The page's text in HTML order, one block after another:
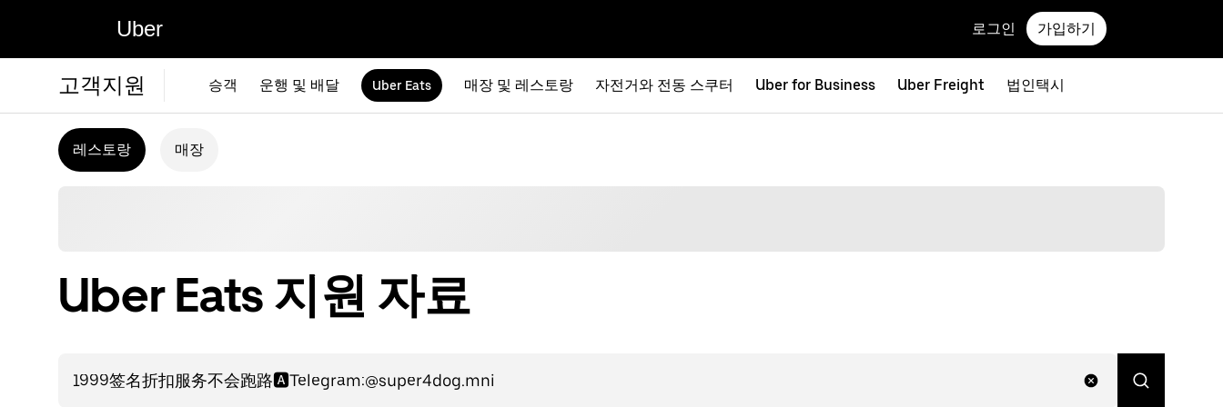
Uber 로그인 가입하기
고객지원 승객 운행 및 배달 Uber Eats 매장 및 레스토랑 자전거와 전동 스쿠터 Uber for Business Uber Freight 법인택시
레스토랑 매장
Uber Eats 지원 자료